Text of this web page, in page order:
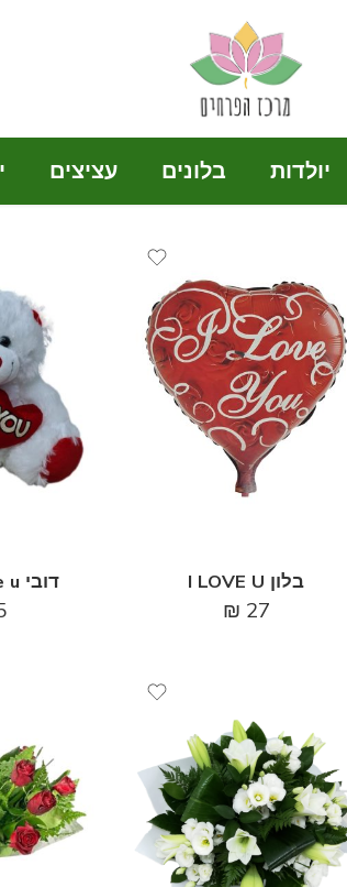
יולדות בלונים עציצים
בלון I LOVE U
27
₪
דובי love u באדום